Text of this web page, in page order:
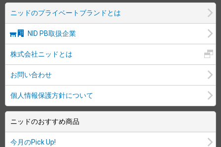
ニッドのプライベートブランドとは
NID PB取扱企業
株式会社ニッドとは
お問い合わせ
個人情報保護方針について
ニッドのおすすめ商品
今月のPick Up!